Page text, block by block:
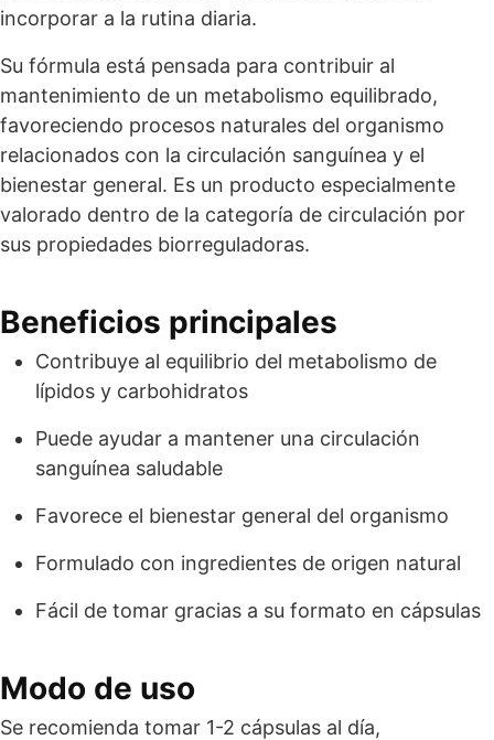
incorporar a la rutina diaria.
Su fórmula está pensada para contribuir al
mantenimiento de un metabolismo equilibrado,
favoreciendo procesos naturales del organismo
relacionados con la circulación sanguínea y el
bienestar general. Es un producto especialmente
valorado dentro de la categoría de circulación por
sus propiedades biorreguladoras.
Beneficios principales
Contribuye al equilibrio del metabolismo de
lípidos y carbohidratos
Puede ayudar a mantener una circulación
sanguínea saludable
Favorece el bienestar general del organismo
Formulado con ingredientes de origen natural
Fácil de tomar gracias a su formato en cápsulas
Modo de uso
Se recomienda tomar 1-2 cápsulas al día,